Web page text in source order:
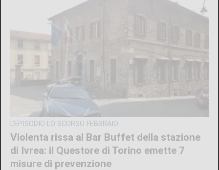
L'EPISODIO LO SCORSO FEBBRAIO
Violenta rissa al Bar Buffet della stazione
di Ivrea: il Questore di Torino emette 7
misure di prevenzione